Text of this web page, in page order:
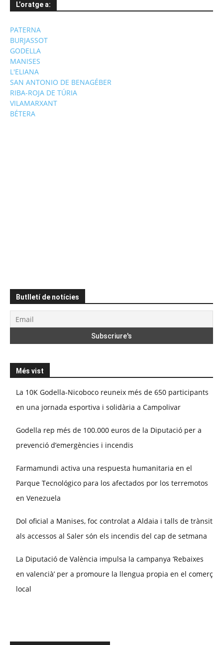
L’oratge a:
PATERNA
BURJASSOT
GODELLA
MANISES
L'ELIANA
SAN ANTONIO DE BENAGÉBER
RIBA-ROJA DE TÚRIA
VILAMARXANT
BÉTERA
Butlletí de notícies
Més vist
La 10K Godella-Nicoboco reuneix més de 650 participants
en una jornada esportiva i solidària a Campolivar
Godella rep més de 100.000 euros de la Diputació per a
prevenció d’emergències i incendis
Farmamundi activa una respuesta humanitaria en el
Parque Tecnológico para los afectados por los terremotos
en Venezuela
Dol oficial a Manises, foc controlat a Aldaia i talls de trànsit
als accessos al Saler són els incendis del cap de setmana
La Diputació de València impulsa la campanya ‘Rebaixes
en valencià’ per a promoure la llengua propia en el comerç
local